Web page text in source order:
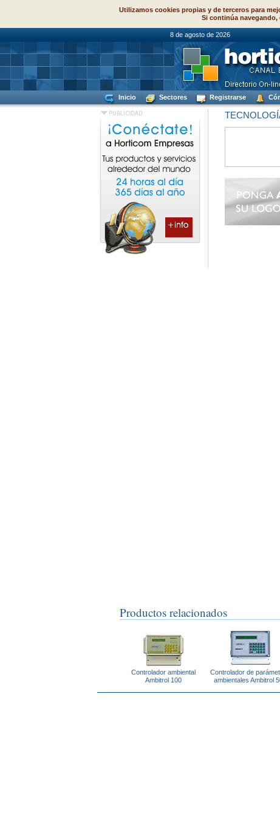
Utilizamos cookies propias y de terceros para
Si continúa navegando,
8 de agosto de
Inicio Sectores Registrarse
Productos relacionados
Controlador ambiental
Ambitrol 100
Controlador de
ambientales Ambitrol